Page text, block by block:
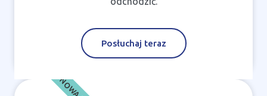
Posłuchaj teraz